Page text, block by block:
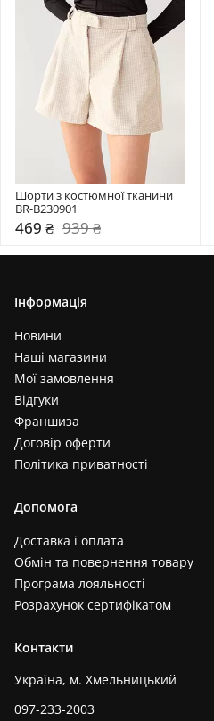
Шорти з костюмної тканини
BR-B230901
469 ₴ 939 ₴
Інформація
Новини
Наші магазини
Мої замовлення
Відгуки
Франшиза
Договір оферти
Політика приватності
Допомога
Доставка і оплата
Обмін та повернення товару
Програма лояльності
Розрахунок сертифікатом
Контакти
Україна, м. Хмельницький
097-233-2003